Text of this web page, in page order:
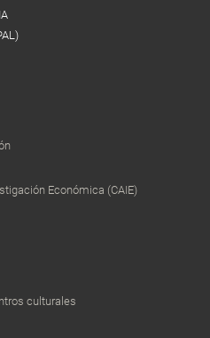
Económica (CAIE)
culturales